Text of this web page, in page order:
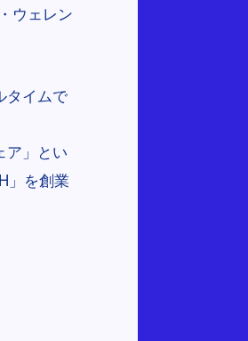
ウェレン
タイムで
ア」とい
」を創業